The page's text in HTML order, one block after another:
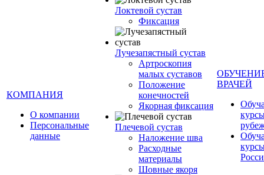
КОМПАНИЯ
О компании
Персональные
данные
Локтевой сустав
Фиксация
Лучезапястный сустав
Артроскопия
малых суставов
Положение
конечностей
Якорная фиксация
Плечевой сустав
Наложение шва
Расходные
материалы
Шовные якоря
ВРАЧЕЙ